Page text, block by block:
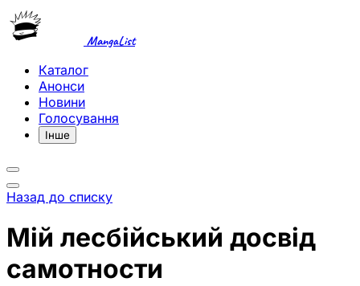
MangaList
Каталог
Анонси
Новини
Голосування
Інше
Назад до списку
Мій лесбійський досвід
самотности